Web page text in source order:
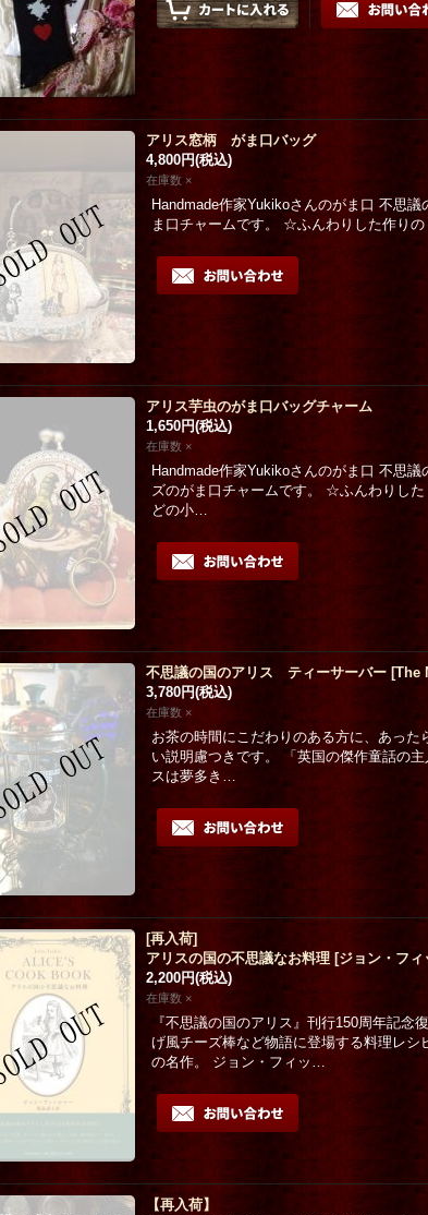
feet_candle.
the moon.
込)
friend or foe… [Blood B.]
23,000円 (税込)
「時の
松島智里
アリス窓柄 がま口バッグ
4,800円(税込)
在庫数 ×
Handmade作家Yukikoさんのがま口 不思
ま口チャームです。 ☆ふんわりした作り
アリス芋虫のがま口バッグチャーム
1,650円(税込)
在庫数 ×
Handmade作家Yukikoさんのがま口 不思
ズのがま口チャームです。 ☆ふんわりし
どの小…
不思議の国のアリス ティーサーバー [The
3,780円(税込)
在庫数 ×
お茶の時間にこだわりのある方に、あっ
い説明慮つきです。 「英国の傑作童話の
スは夢多き…
[再入荷]
アリスの国の不思議なお料理 [ジョン・フィ
2,200円(税込)
在庫数 ×
『不思議の国のアリス』刊行150周年記
げ風チーズ棒など物語に登場する料理レ
の名作。 ジョン・フィッ…
【再入荷】